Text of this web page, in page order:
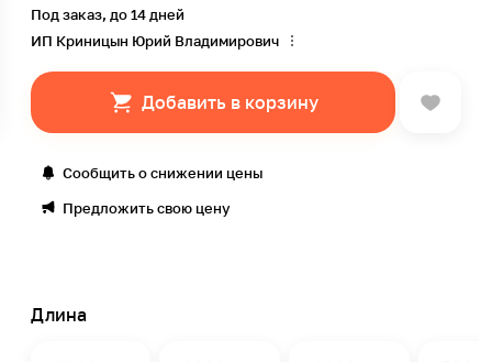
Под заказ, до 14 дней
ИП Криницын Юрий Владимирович
Добавить в корзину
Сообщить о снижении цены
Предложить свою цену
Длина